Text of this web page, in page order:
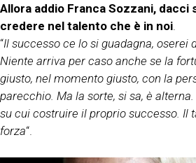
Allora addio Franca Sozzani, dacci
credere nel talento che è in noi
“Il successo ce lo si guadagna, oserei
Niente arriva per caso anche se la
giusto, nel momento giusto, con la
parecchio. Ma la sorte, si sa, è
su cui costruire il proprio successo. Il
forza“.